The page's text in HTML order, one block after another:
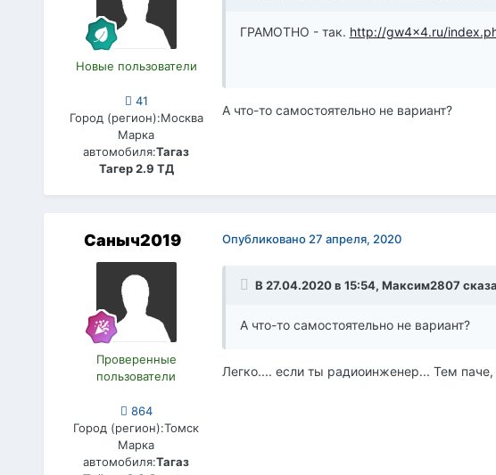
Новые пользователи
41
Город (регион):Москва
Марка
автомобиля:Тагаз
Тагер 2.9 ТД
ГРАМОТНО - так. http://gw4x4.ru/
А что-то самостоятельно не вариант?
Саныч2019
Проверенные
пользователи
864
Город (регион):Томск
Марка
автомобиля:Тагаз
Опубликовано 27 апреля, 2020
В 27.04.2020 в 15:54, Максим2807
А что-то самостоятельно не вариант?
Легко.... если ты радиоинженер... Тем